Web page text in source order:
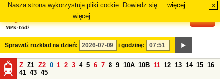
Nasza strona wykorzystuje pliki cookie. Dowiedz się
więcej.
więcej x
Sprawdź rozkład na dzień: i godzinę:
Z Z1 Z2 0 1 2 3 4 5 6 7 8 9 10A 10B 11 12 13 14 15 16
41 43 45